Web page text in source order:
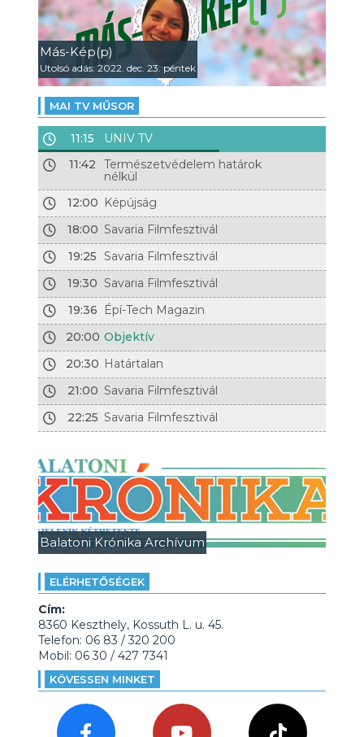
Más-Kép(p)
Utolsó adás: 2022. dec. 23. péntek
MAI TV MŰSOR
11:15
UNIV TV
11:42
Természetvédelem határok
nélkül
12:00 Képújság
18:00 Savaria Filmfesztivál
19:25 Savaria Filmfesztivál
19:30 Savaria Filmfesztivál
19:36
Épí-Tech Magazin
20:00 Objektív
20:30 Határtalan
21:00 Savaria Filmfesztivál
22:25 Savaria Filmfesztivál
Balatoni Krónika Archívum
ELÉRHETŐSÉGEK
Cím:
8360 Keszthely, Kossuth L. u. 45.
Telefon: 06 83 / 320 200
Mobil: 06 30 / 427 7341
KÖVESSEN MINKET